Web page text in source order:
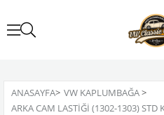
ANASAYFA> VW KAPLUMBAĞA>
ARKA CAM LASTIĞI (1302-1303) STD